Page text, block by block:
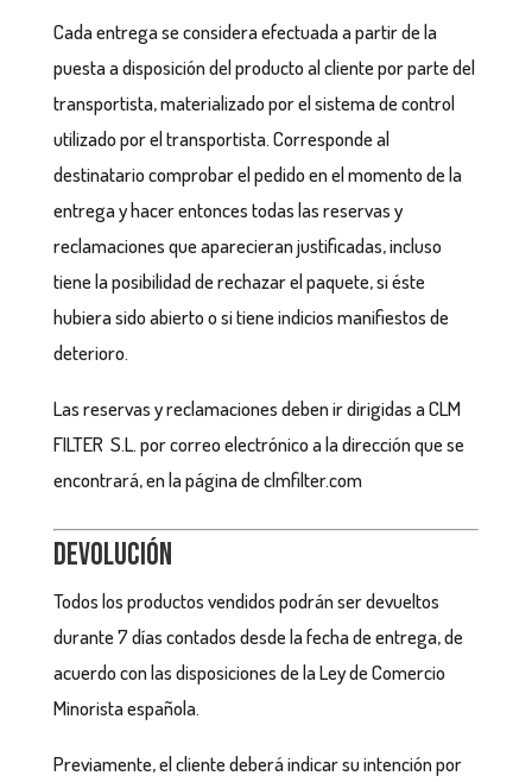
Cada entrega se considera efectuada a partir de la
puesta a disposición del producto al cliente por parte del
transportista, materializado por el sistema de control
utilizado por el transportista. Corresponde al
destinatario comprobar el pedido en el momento de la
entrega y hacer entonces todas las reservas y
reclamaciones que aparecieran justificadas, incluso
tiene la posibilidad de rechazar el paquete, si éste
hubiera sido abierto o si tiene indicios manifiestos de
deterioro.
Las reservas y reclamaciones deben ir dirigidas a CLM
FILTER S.L. por correo electrónico a la dirección que se
encontrará, en la página de clmfilter.com
Devolución
Todos los productos vendidos podrán ser devueltos
durante 7 días contados desde la fecha de entrega, de
acuerdo con las disposiciones de la Ley de Comercio
Minorista española.
Previamente, el cliente deberá indicar su intención por